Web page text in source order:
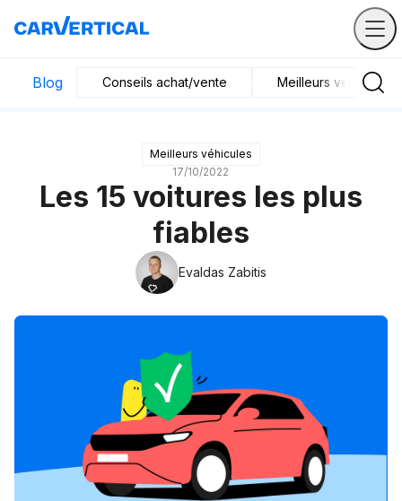
Blog Conseils achat/vente Meilleurs véhicules
Meilleurs véhicules
17/10/2022
Les 15 voitures les plus
fiables
Evaldas Zabitis